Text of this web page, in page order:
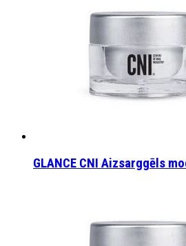
GLANCE CNI Aizsarggēls